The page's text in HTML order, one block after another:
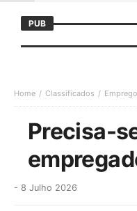
PUB
Home Classificados Emprego
Precisa-
- 8 Julho 2026